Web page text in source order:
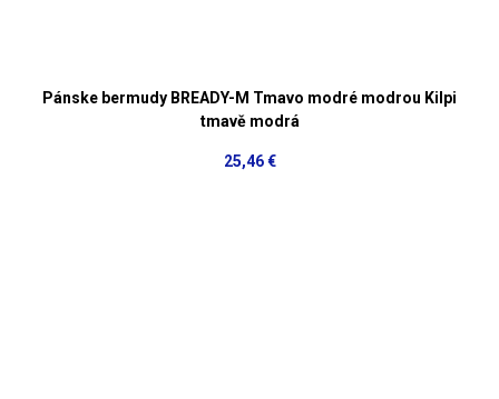
Pánske bermudy BREADY-M Tmavo modré modrou Kilpi
tmavě modrá
25,46 €